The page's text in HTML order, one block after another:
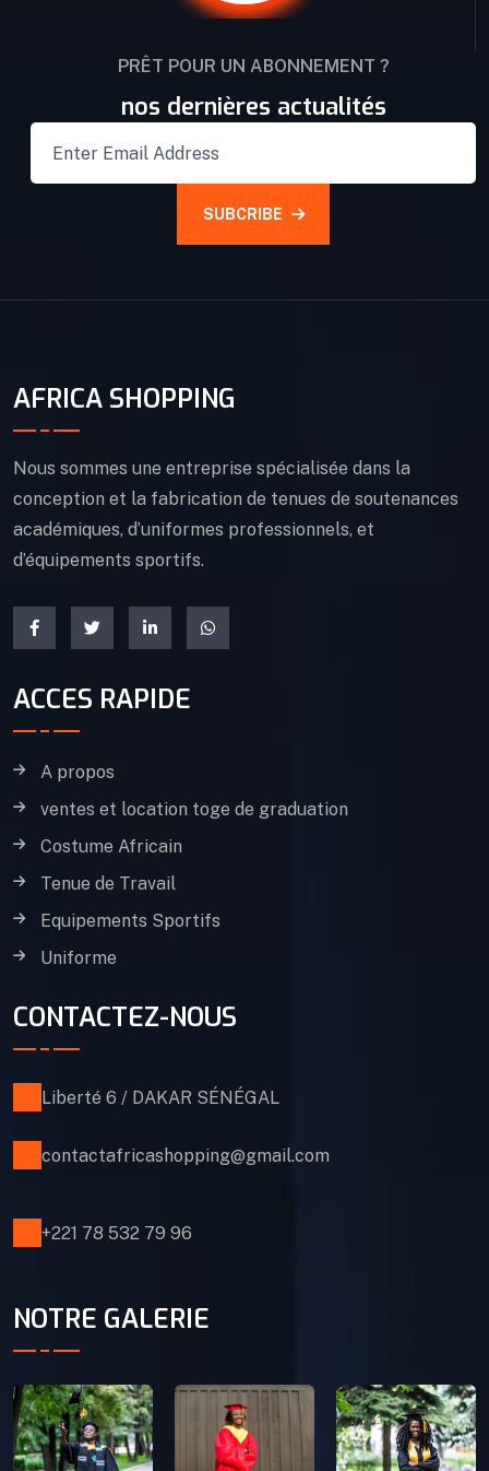
PRÊT POUR UN ABONNEMENT ?
nos dernières actualités
SUBCRIBE
AFRICA SHOPPING
Nous sommes une entreprise spécialisée dans la
conception et la fabrication de tenues de soutenances
académiques, d’uniformes professionnels, et
d’équipements sportifs.
ACCES RAPIDE
A propos
ventes et location toge de graduation
Costume Africain
Tenue de Travail
Equipements Sportifs
Uniforme
CONTACTEZ-NOUS
Liberté 6 / DAKAR SÉNÉGAL
contactafricashopping@gmail.com
+221 78 532 79 96
NOTRE GALERIE